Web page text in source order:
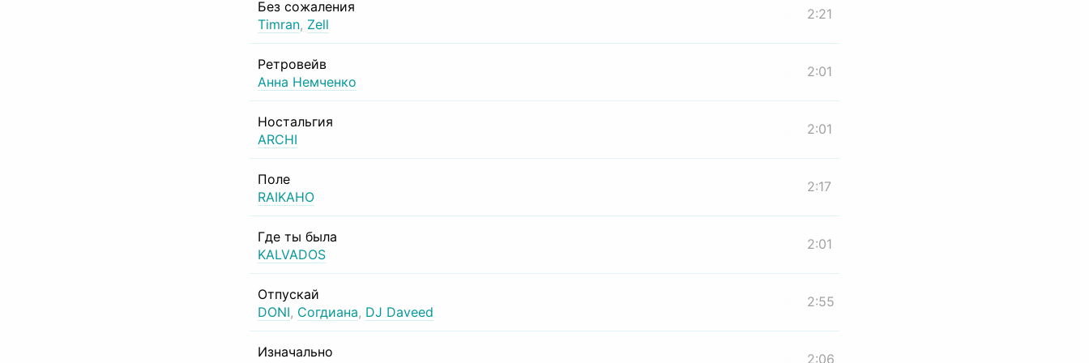
Без сожаления
Timran, Zell
2:21
Ретровейв
Анна Немченко
2:01
Ностальгия
ARCHI
2:01
Поле
RAIKAHO
2:17
Где ты была
KALVADOS
2:01
Отпускай
DONI, Согдиана, DJ Daveed
2:55
Изначально
2:06